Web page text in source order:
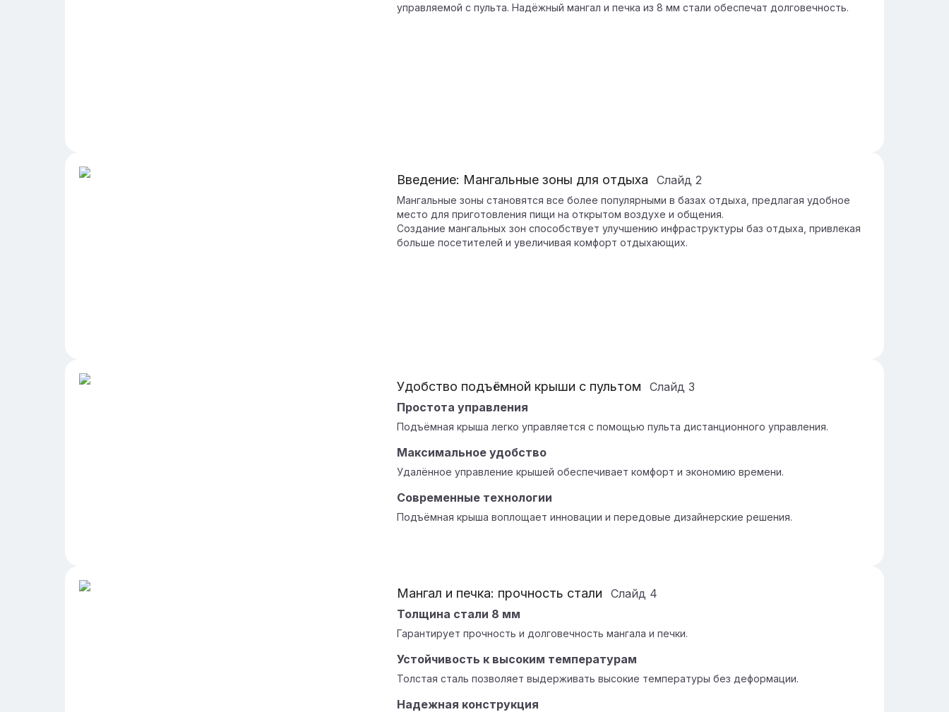
управляемой с пульта. Надёжный мангал и печка из 8 мм стали обеспечат долговечность.
Введение: Мангальные зоны для отдыха Слайд 2
Мангальные зоны становятся все более популярными в базах отдыха, предлагая удобное
место для приготовления пищи на открытом воздухе и общения.
Создание мангальных зон способствует улучшению инфраструктуры баз отдыха, привлекая
больше посетителей и увеличивая комфорт отдыхающих.
Удобство подъёмной крыши с пультом Слайд 3
Простота управления
Подъёмная крыша легко управляется с помощью пульта дистанционного управления.
Максимальное удобство
Удалённое управление крышей обеспечивает комфорт и экономию времени.
Современные технологии
Подъёмная крыша воплощает инновации и передовые дизайнерские решения.
Мангал и печка: прочность стали Слайд 4
Толщина стали 8 мм
Гарантирует прочность и долговечность мангала и печки.
Устойчивость к высоким температурам
Толстая сталь позволяет выдерживать высокие температуры без деформации.
Надежная конструкция